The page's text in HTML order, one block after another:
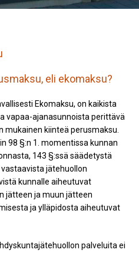
eli ekomaksu?
Ekomaksu, on kaikista
vapaa-ajanasunnoista perittävä
mukainen kiinteä perusmaksu.
98 §:n 1. momentissa kunnan
143 §:ssä säädetystä
jätehuollon
kunnalle aiheutuvat
jätteen ja muun jätteen
ja ylläpidosta aiheutuvat
palveluita ei